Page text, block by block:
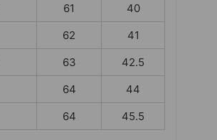
61
40
62
41
63
42.5
64
44
64 45.5